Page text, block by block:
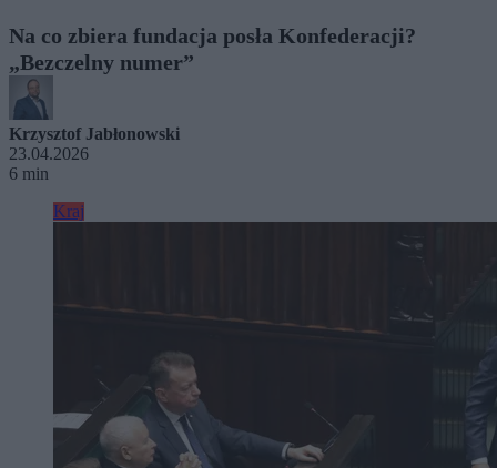
Na co zbiera fundacja posła Konfederacji?
„Bezczelny numer”
Krzysztof Jabłonowski
23.04.2026
6 min
Kraj